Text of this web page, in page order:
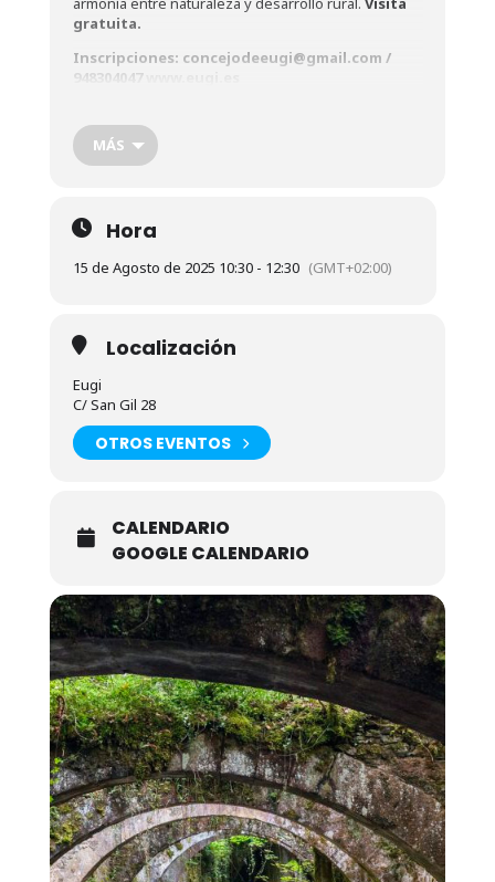
gratuita.
Inscripciones: concejodeeugi@gmail.com /
948304047
sekretu guztiak. Naturaren eta landa-garapenaren
arteko harmoniaren adibide garbia.
MÁS
Hora
15 de Agosto de 2025 10:30 - 12:30 (GMT+02:00)
Localización
Eugi
C/ San Gil 28
OTROS EVENTOS
CALENDARIO
GOOGLE CALENDARIO